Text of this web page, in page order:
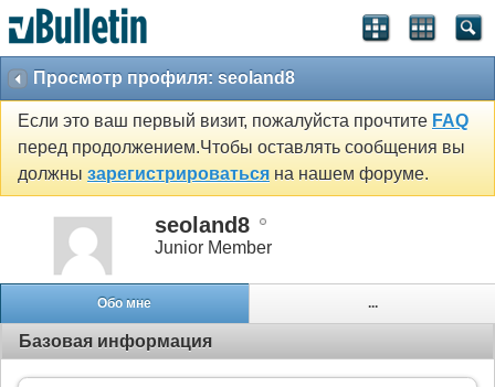
Просмотр профиля: seoland8
Если это ваш первый визит, пожалуйста прочтите FAQ
перед продолжением.Чтобы оставлять сообщения вы
должны зарегистрироваться на нашем форуме.
seoland8
Junior Member
Обо мне ...
Базовая информация